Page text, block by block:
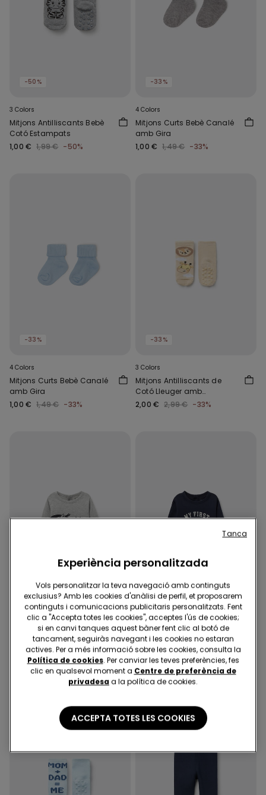
-50%
3 Colors
Mitjons Antilliscants Bebè
Cotó Estampats
1,00 € 1,99 € -50%
-33%
4 Colors
Mitjons Curts Bebè Canalé
amb Gira
1,00 € 1,49 € -33%
-33%
4 Colors
Mitjons Curts Bebè Canalé
amb Gira
1,00 € 1,49 € -33%
-33%
3 Colors
Mitjons Antilliscants de
Cotó Lleuger amb
Estampat de Bebè
2,00 € 2,99 € -33%
-50%
Jersei Màniga Llarga de
Cotó Estampat Baby
3,50 € 6,99 € -50%
-50%
4 Colors
Jersei Màniga Llarga de
Cotó Estampat Baby
3,50 € 6,99 € -50%
Experiència personalitzada
Vols personalitzar la teva navegació amb continguts
exclusius? Amb les cookies d'anàlisi de perfil, et proposarem
continguts i comunicacions publicitaris personalitzats. Fent
clic a "Accepta totes les cookies", acceptes l'ús de cookies;
si en canvi tanques aquest bàner fent clic al botó de
tancament, seguiràs navegant i les cookies no estaran
actives. Per a més informació sobre les cookies, consulta la
Política de cookies. Per canviar les teves preferències, fes
clic en qualsevol moment a Centre de preferència de
privadesa a la política de cookies.
ACCEPTA TOTES LES COOKIES
Tanca